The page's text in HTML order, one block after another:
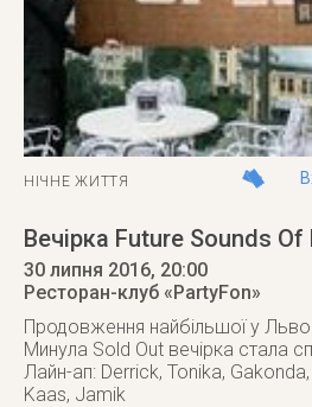
НІЧНЕ ЖИТТЯ
Вечірка Future Sounds Of
30 липня 2016, 20:00
Ресторан-клуб «PartyFon»
Продовження найбільшої у
Минула Sold Out вечірка стала
Лайн-ап: Derrick, Tonika,
Kaas, Jamik